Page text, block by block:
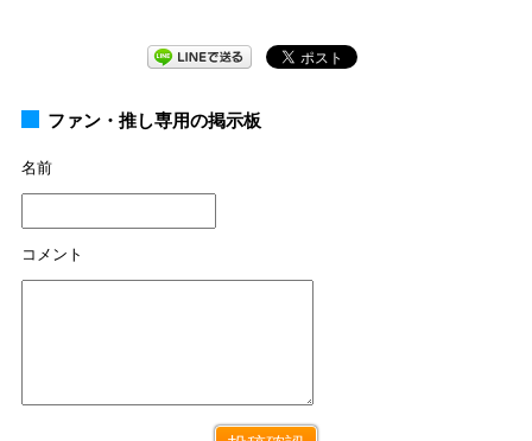
ファン・推し専用の掲示板
名前
コメント